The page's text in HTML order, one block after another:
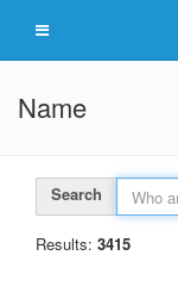
Name
Search
Results: 3415